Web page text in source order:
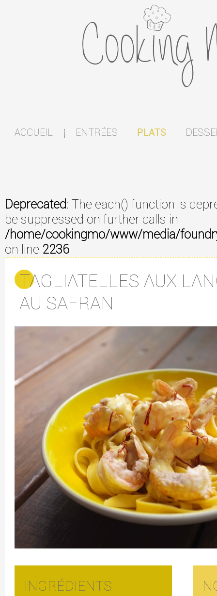
ACCUEIL ENTRÉES PLATS
Deprecated: The each() function is
be suppressed on further calls in
/home/cookingmo/www/media/
on line 2236
TAGLIATELLES AUX
AU SAFRAN
INGRÉDIENTS